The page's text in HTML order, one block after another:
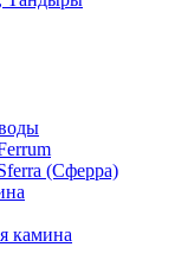
(Сферра)
камина